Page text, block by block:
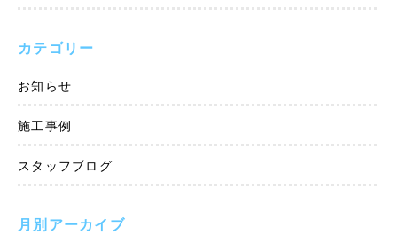
カテゴリー
お知らせ
施工事例
スタッフブログ
月別アーカイブ